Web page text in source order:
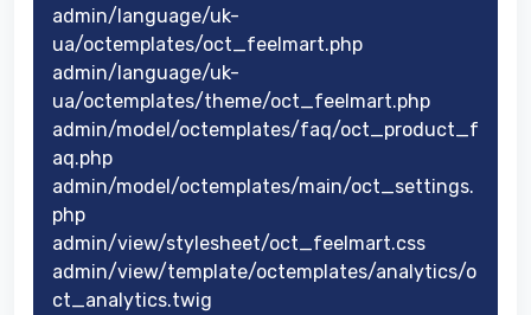
admin/language/uk-
ua/octemplates/oct_feelmart.php
admin/language/uk-
ua/octemplates/theme/oct_feelmart.php
admin/model/octemplates/faq/oct_product_f
aq.php
admin/model/octemplates/main/oct_settings.
php
admin/view/stylesheet/oct_feelmart.css
admin/view/template/octemplates/analytics/o
ct_analytics.twig